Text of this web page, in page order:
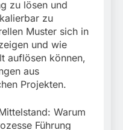
zu lösen und
zu
Muster sich in
und wie
auflösen können,
aus
Projekten.
Warum
Führung